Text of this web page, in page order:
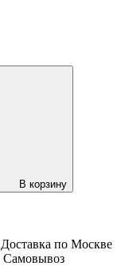
В корзину
Доставка по Москве
Самовывоз